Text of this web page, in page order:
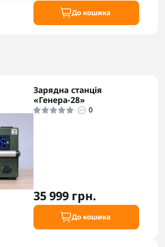
До кошика
Зарядна станція
«Генера-28»
0
35 999 грн.
До кошика